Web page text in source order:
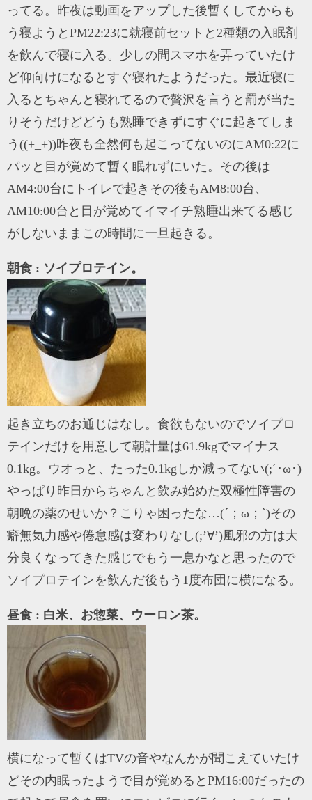
ってる。昨夜は動画をアップした後暫くしてからも
う寝ようとPM22:23に就寝前セットと2種類の入眠剤
を飲んで寝に入る。少しの間スマホを弄っていたけ
ど仰向けになるとすぐ寝れたようだった。最近寝に
入るとちゃんと寝れてるので贅沢を言うと罰が当た
りそうだけどどうも熟睡できずにすぐに起きてしま
う((+_+))昨夜も全然何も起こってないのにAM0:22に
パッと目が覚めて暫く眠れずにいた。その後は
AM4:00台にトイレで起きその後もAM8:00台、
AM10:00台と目が覚めてイマイチ熟睡出来てる感じ
がしないままこの時間に一旦起きる。
朝食 : ソイプロテイン。
起き立ちのお通じはなし。食欲もないのでソイプロ
テインだけを用意して朝計量は61.9kgでマイナス
0.1kg。ウオっと、たった0.1kgしか減ってない(;´･ω･)
やっぱり昨日からちゃんと飲み始めた双極性障害の
朝晩の薬のせいか？こりゃ困ったな…(´；ω；`)その
癖無気力感や倦怠感は変わりなし(;’∀’)風邪の方は大
分良くなってきた感じでもう一息かなと思ったので
ソイプロテインを飲んだ後もう1度布団に横になる。
昼食 : 白米、お惣菜、ウーロン茶。
横になって暫くはTVの音やなんかが聞こえていたけ
どその内眠ったようで目が覚めるとPM16:00だったの